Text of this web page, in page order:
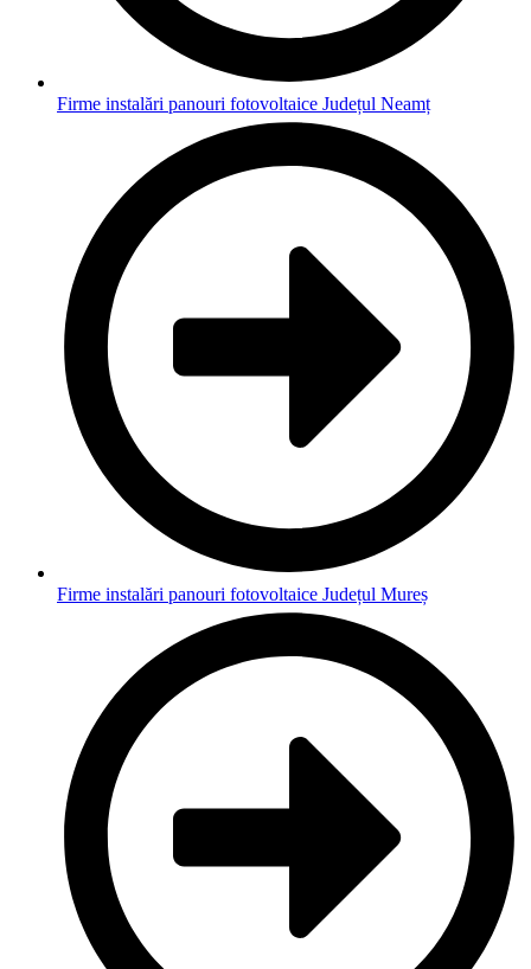
Firme instalări panouri fotovoltaice Județul Neamț
Firme instalări panouri fotovoltaice Județul Mureș